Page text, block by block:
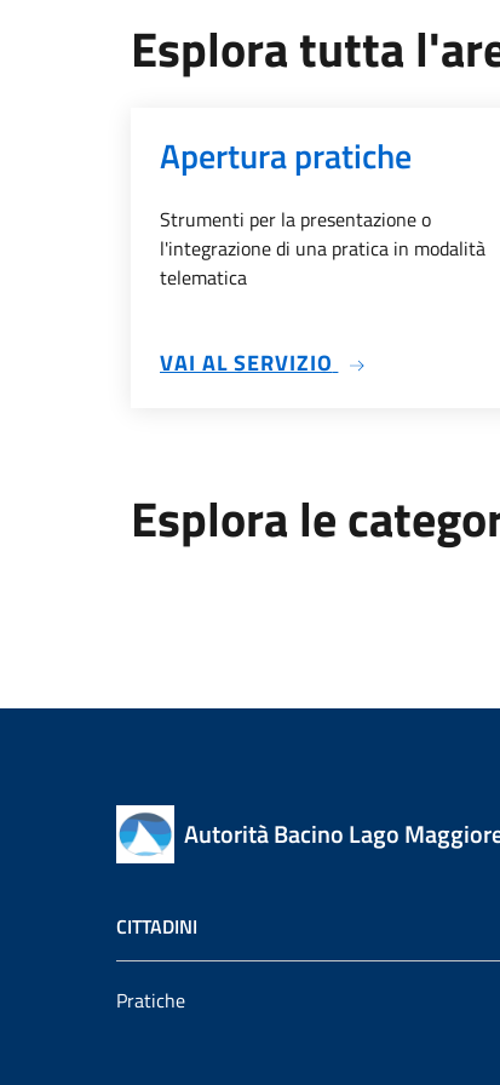
Esplora tutta
Apertura pratiche
Strumenti per la presentazione o
l'integrazione di una pratica in modalità
telematica
VAI AL SERVIZIO SU APERTURA
Esplora le
Autorità Bacino Lago
CITTADINI
Pratiche